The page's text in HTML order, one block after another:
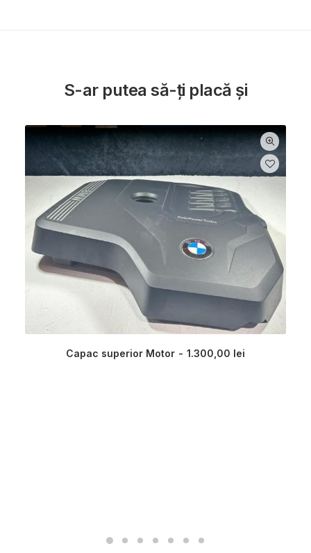
S-ar putea să-ți placă și
Capac superior Motor 1.300,00 lei